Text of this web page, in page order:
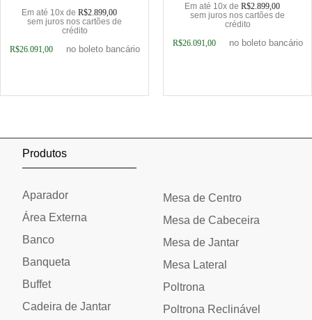
Em até 10x de R$2.899,00
sem juros nos cartões de
crédito
R$26.091,00 no boleto bancário
Em até 10x de R$2.899,00
sem juros nos cartões de
crédito
R$26.091,00 no boleto bancário
Produtos
Aparador
Área Externa
Banco
Banqueta
Buffet
Cadeira de Jantar
Mesa de Centro
Mesa de Cabeceira
Mesa de Jantar
Mesa Lateral
Poltrona
Poltrona Reclinável